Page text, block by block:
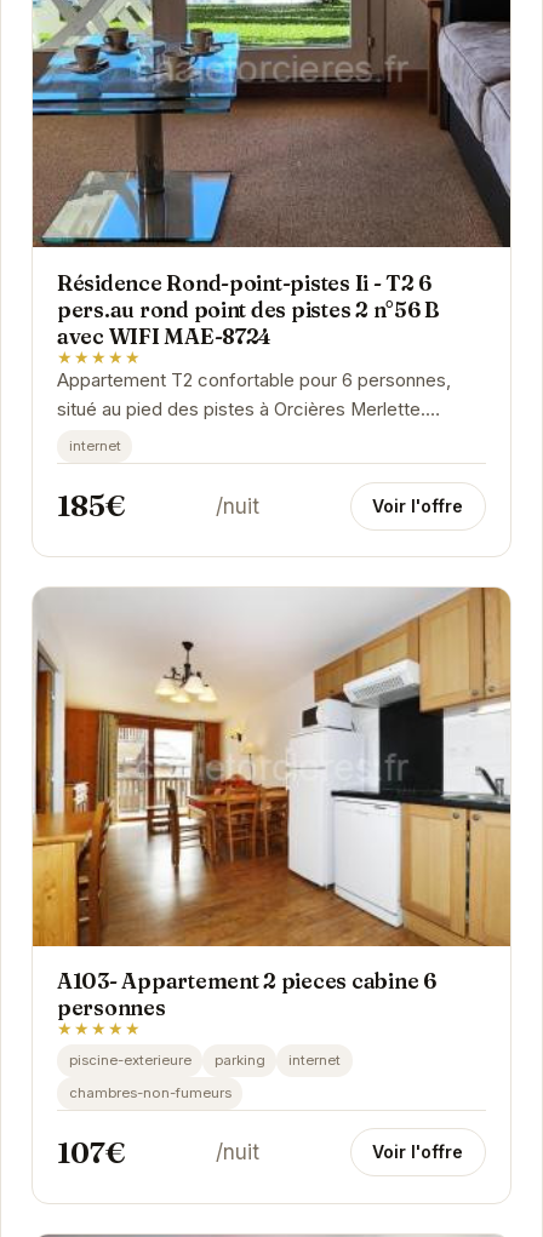
Résidence Rond-point-pistes Ii - T2 6
pers.au rond point des pistes 2 n°56 B
avec WIFI MAE-8724
★★★★★
Appartement T2 confortable pour 6 personnes,
situé au pied des pistes à Orcières Merlette.
Connexion WIFI incluse.
internet
185€ /nuit Voir l'offre
A103- Appartement 2 pieces cabine 6
personnes
★★★★★
piscine-exterieure parking
internet
chambres-non-fumeurs
107€ /nuit Voir l'offre